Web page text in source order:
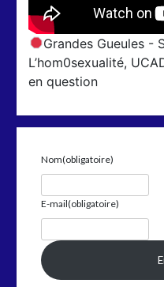
Grandes Gueules -
L’hom0sexualité,
en question
Nom(obligatoire)
E-mail(obligatoire)